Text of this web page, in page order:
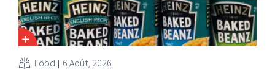
Food 6 Août, 2026